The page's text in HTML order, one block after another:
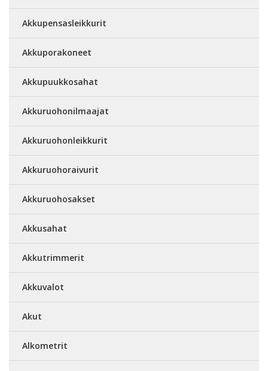
Akkupensasleikkurit
Akkuporakoneet
Akkupuukkosahat
Akkuruohonilmaajat
Akkuruohonleikkurit
Akkuruohoraivurit
Akkuruohosakset
Akkusahat
Akkutrimmerit
Akkuvalot
Akut
Alkometrit